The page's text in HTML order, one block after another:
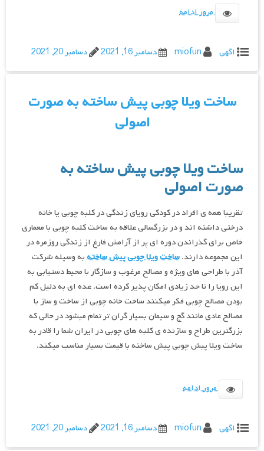
مرور ادامه
اگهی miofun دسامبر 16, 2021 دسامبر 20, 2021
ساخت ویلا چوبی پیش ساخته به صورت
اصولی
ساخت ویلا چوبی پیش ساخته به
صورت اصولی
تقریبا همه ی افراد در کودکی رویای زندگی در کلبه چوبی یا خانه
درختی داشته اند و در بزرگسالی علاقه به ساخت کلبه چوبی با معماری
خاص برای گذراندن دوره ای پر از آرامش فارغ از زندگی روزمره در
این مجموعه دارند.ساخت ویلا چوبی پیش ساختهبه وسیله شرکت
آذر با طراحی های ویژه و مصالح مرغوب و سازگار با محیط دستیابی به
این رویا را تا حد زیادی امکان پذیر کرده است. عده ای به دلیل کم
بودن مصالح چوبی فکر میکنند ساخت خانه چوبی از ساخت و ساز با
مصالح عادی مانند گچ و سیمان بسیار گران تر تمام میشود در حالی که
بزرگترین طراح و سازنده ی کلبه های چوبی در ایران شما را قادر به
ساخت ویلا پیش چوبی پیش ساخته با قیمت بسیار مناسب میکند.
مرور ادامه
اگهی miofun دسامبر 16, 2021 دسامبر 20, 2021